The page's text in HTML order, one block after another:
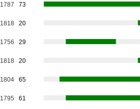
1787 73
1818 20
1756 29
1818 20
1804 65
1795 61